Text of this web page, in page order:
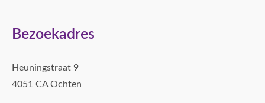
Bezoekadres
Heuningstraat 9
4051 CA Ochten